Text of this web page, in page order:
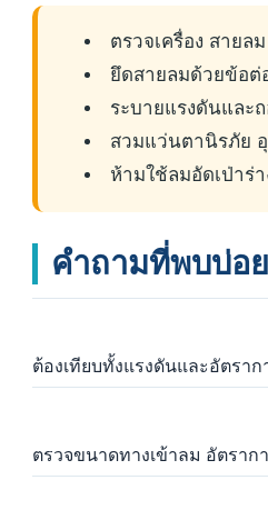
ตรวจเครื่อง สาย
ยึดสายลมด้วยข้อต่
ระบายแรงดันและ
สวมแว่นตานิรภัย
ห้ามใช้ลมอัดเป่าร่
คำถามที่พบบ่อย
ต้องเทียบทั้งแรงดันและอัตรา
ตรวจขนาดทางเข้าลม อัตราก